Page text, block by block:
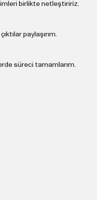
birlikte netleştiririz.
paylaşırım.
süreci tamamlarım.